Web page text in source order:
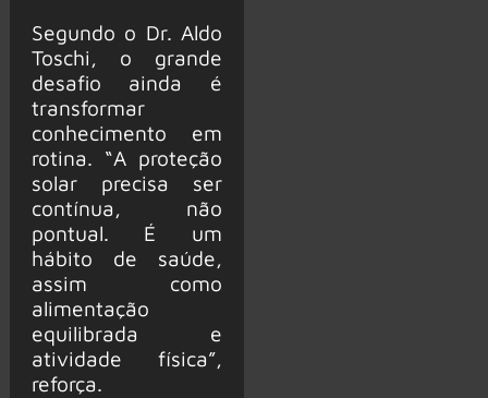
Segundo o Dr. Aldo
Toschi, o grande
desafio ainda é
transformar
conhecimento em
rotina. “A proteção
solar precisa ser
contínua, não
pontual. É um
hábito de saúde,
assim como
alimentação
equilibrada e
atividade física”,
reforça.